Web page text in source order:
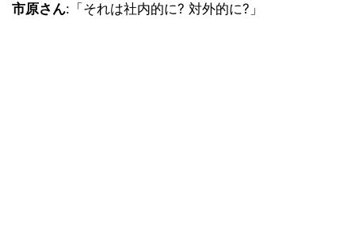
市原さん:「それは社内的に? 対外的に?」